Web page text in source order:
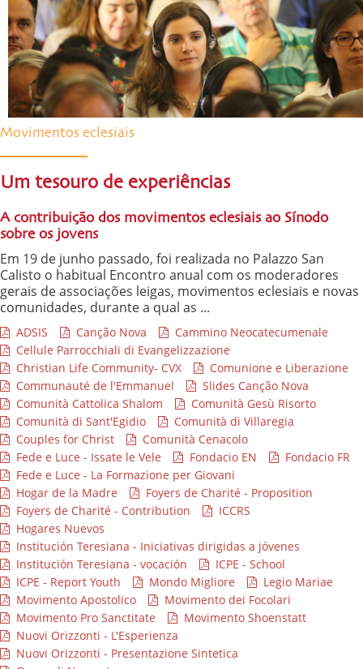
Movimentos eclesiais
Um tesouro de experiências
A contribuição dos movimentos eclesiais ao Sínodo
sobre os jovens
Em 19 de junho passado, foi realizada no Palazzo San
Calisto o habitual Encontro anual com os moderadores
gerais de associações leigas, movimentos eclesiais e novas
comunidades, durante a qual as ...
ADSIS Canção Nova
Cammino Neocatecumenale
Cellule Parrocchiali di Evangelizzazione
Christian Life Community- CVX
Comunione e Liberazione
Communauté de l'Emmanuel
Slides Canção Nova
Comunità Cattolica Shalom
Comunità Gesù Risorto
Comunità di Sant'Egidio
Comunità di Villaregia
Couples for Christ
Comunità Cenacolo
Fede e Luce - Issate le Vele
Fondacio EN
Fondacio FR
Fede e Luce - La Formazione per Giovani
Hogar de la Madre
Foyers de Charité - Proposition
Foyers de Charité - Contribution
ICCRS
Hogares Nuevos
Institución Teresiana - Iniciativas dirigidas a jóvenes
Institución Teresiana - vocación
ICPE - School
ICPE - Report Youth
Mondo Migliore
Legio Mariae
Movimento Apostolico
Movimento dei Focolari
Movimento Pro Sanctitate
Movimento Shoenstatt
Nuovi Orizzonti - L'Esperienza
Nuovi Orizzonti - Presentazione Sintetica